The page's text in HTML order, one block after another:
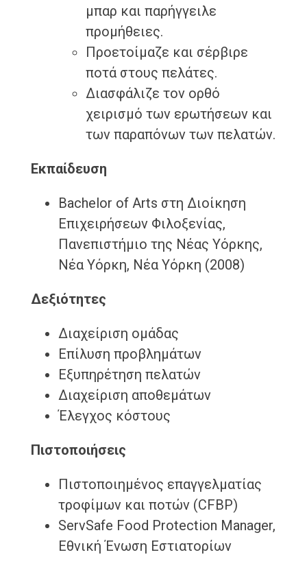
μπαρ και παρήγγειλε
προμήθειες.
Προετοίμαζε και σέρβιρε
ποτά στους πελάτες.
Διασφάλιζε τον ορθό
χειρισμό των ερωτήσεων και
των παραπόνων των πελατών.
Εκπαίδευση
Bachelor of Arts στη Διοίκηση
Επιχειρήσεων Φιλοξενίας,
Πανεπιστήμιο της Νέας Υόρκης,
Νέα Υόρκη, Νέα Υόρκη (2008)
Δεξιότητες
Διαχείριση ομάδας
Επίλυση προβλημάτων
Εξυπηρέτηση πελατών
Διαχείριση αποθεμάτων
Έλεγχος κόστους
Πιστοποιήσεις
Πιστοποιημένος επαγγελματίας
τροφίμων και ποτών (CFBP)
ServSafe Food Protection Manager,
Εθνική Ένωση Εστιατορίων